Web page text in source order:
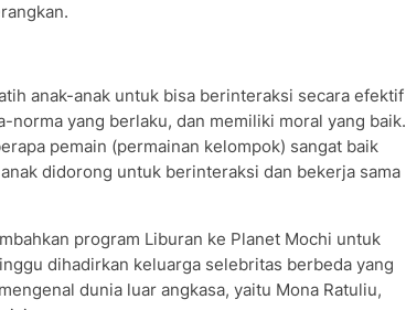
anak-anak untuk bisa berinteraksi secara efektif
norma yang berlaku, dan memiliki moral yang baik.
pemain (permainan kelompok) sangat baik
didorong untuk berinteraksi dan bekerja sama
program Liburan ke Planet Mochi untuk
dihadirkan keluarga selebritas berbeda yang
dunia luar angkasa, yaitu Mona Ratuliu,